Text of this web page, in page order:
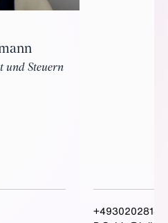
und Steuern